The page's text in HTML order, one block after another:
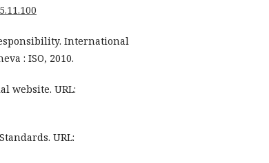
International
: ISO, 2010.
website. URL:
URL: